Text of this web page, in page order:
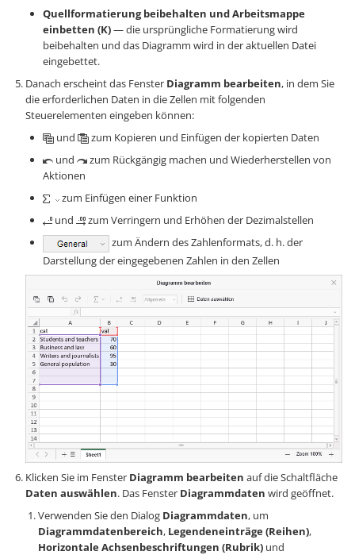
Quellformatierung beibehalten und Arbeitsmappe
einbetten (K)— die ursprüngliche Formatierung wird
beibehalten und das Diagramm wird in der aktuellen Datei
eingebettet.
Danach erscheint das Fenster Diagramm bearbeiten, in dem Sie
die erforderlichen Daten in die Zellen mit folgenden
Steuerelementen eingeben können:
und
zum Kopieren und Einfügen der kopierten Daten
und
zum Rückgängig machen und Wiederherstellen von
Aktionen
zum Einfügen einer Funktion
und
zum Verringern und Erhöhen der Dezimalstellen
zum Ändern des Zahlenformats, d. h. der
Darstellung der eingegebenen Zahlen in den Zellen
Klicken Sie im Fenster Diagramm bearbeiten auf die Schaltfläche
Daten auswählen. Das Fenster Diagrammdaten wird geöffnet.
Verwenden Sie den Dialog Diagrammdaten, um
Diagrammdatenbereich, Legendeneinträge (Reihen),
Horizontale Achsenbeschriftungen (Rubrik) und